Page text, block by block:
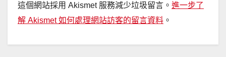
這個網站採用 Akismet 服務減少垃圾留言。 進一步了
解 Akismet 如何處理網站訪客的留言資料 。